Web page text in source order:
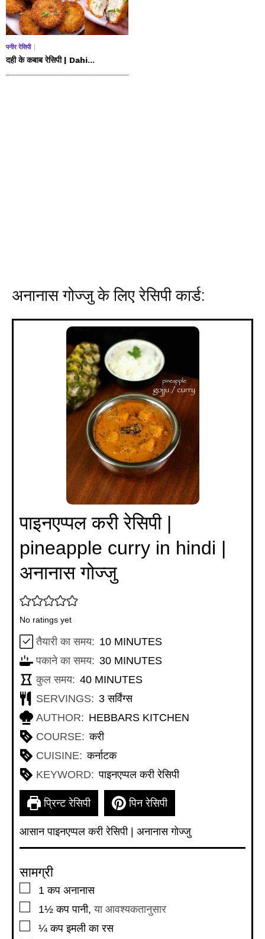
पनीर रेसिपी
दही के कबाब रेसिपी | Dahi...
अनानास गोज्जु के लिए रेसिपी कार्ड:
पाइनएप्पल करी रेसिपी |
pineapple curry in hindi |
अनानास गोज्जु
No ratings yet
तैयारी का समय: 10MINUTES
MINUTES
पकाने का समय: 30MINUTES
MINUTES
कुल समय: 40MINUTES
MINUTES
SERVINGS: 3 सर्विंग्स
AUTHOR: HEBBARS KITCHEN
COURSE: करी
CUISINE: कर्नाटक
KEYWORD: पाइनएप्पल करी रेसिपी
प्रिन्ट रेसिपी पिन रेसिपी
आसान पाइनएप्पल करी रेसिपी | अनानास गोज्जु
सामग्री
▢
1 कप अनानास
▢
1½ कप पानी,या आवश्यकतानुसार
▢
¼ कप इमली का रस